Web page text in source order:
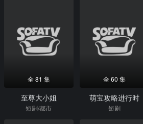
全 81 集
至尊大小姐
短剧/都市
全 60 集
萌宝攻略进行时
短剧